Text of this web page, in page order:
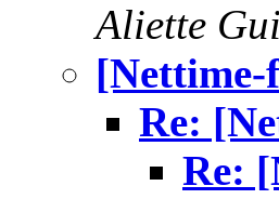
Aliette
Re:
Re: